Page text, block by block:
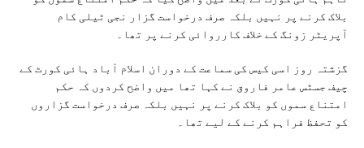
بلاک کرنے پر نہیں بلکہ صرف درخواست گزار نجی ٹیلی کام
آپریٹر زونگ کے خلاف کارروائی کرنے پر تھا۔
گزشتہ روز اسی کیس کی سماعت کے دوران اسلام آباد ہائی کورٹ کے
چیف جسٹس عامر فاروق نے کہا تھا میں واضح کردوں کہ حکم
امتناع سموں کو بلاک کرنے پر نہیں بلکہ صرف درخواست گزاروں
کو تحفظ فراہم کرنے کے لیے تھا۔